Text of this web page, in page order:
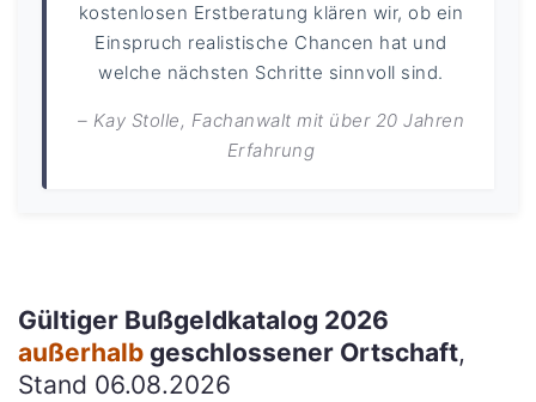
kostenlosen Erstberatung klären wir, ob ein
Einspruch realistische Chancen hat und
welche nächsten Schritte sinnvoll sind.
– Kay Stolle, Fachanwalt mit über 20 Jahren
Erfahrung
Gültiger Bußgeldkatalog 2026
außerhalb geschlossener Ortschaft,
Stand 06.08.2026